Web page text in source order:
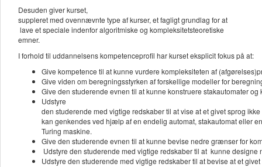
Desuden giver kurset,
suppleret med ovennævnte type af kurser, et fagligt grundlag for at
lave et speciale indenfor algoritmiske og kompleksitetsteoretiske
emner.
I forhold til uddannelsens kompetenceprofil har kurset eksplicit fokus på at:
Give kompetence til at kunne vurdere kompleksiteten af
Give viden om beregningsstyrken af forskellige modeller for
Give den studerende evnen til at kunne konstruere stakautomater
Udstyre
den studerende med vigtige redskaber til at vise at et givet sprog ikke
kan genkendes ved hjælp af en endelig automat, stakautomat eller en
Turing maskine.
Give den studerende evnen til at kunne bevise nedre grænser for
Udstyre den studerende med vigtige redskaber til at kunne designe
Udstyre den studerende med vigtige redskaber til at bevise at et